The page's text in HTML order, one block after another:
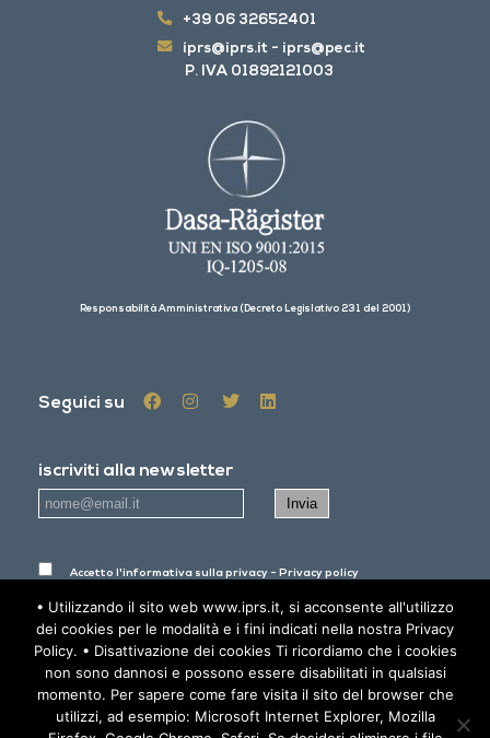
+39 06 32652401
iprs@iprs.it - iprs@pec.it
P. IVA 01892121003
Responsabilità Amministrativa (Decreto Legislativo 231 del 2001)
Seguici su
iscriviti alla newsletter
Accetto l'informativa sulla privacy - Privacy policy
AREA RISERVATA
© 2019 IPRS - All Rights Reserved -Informativa sulla
• Utilizzando il sito web www.iprs.it, si acconsente all'utilizzo
dei cookies per le modalità e i fini indicati nella nostra Privacy
Policy. • Disattivazione dei cookies Ti ricordiamo che i cookies
non sono dannosi e possono essere disabilitati in qualsiasi
momento. Per sapere come fare visita il sito del browser che
utilizzi, ad esempio: Microsoft Internet Explorer, Mozilla